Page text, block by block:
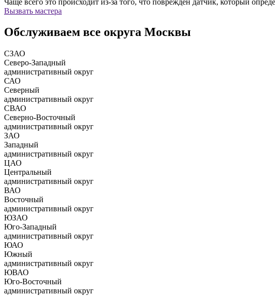
Вызвать мастера
Обслуживаем все округа Москвы
СЗАО
Северо-Западный
административный округ
САО
Северный
административный округ
СВАО
Северно-Восточный
административный округ
ЗАО
Западный
административный округ
ЦАО
Центральный
административный округ
ВАО
Восточный
административный округ
ЮЗАО
Юго-Западный
административный округ
ЮАО
Южный
административный округ
ЮВАО
Юго-Восточный
административный округ